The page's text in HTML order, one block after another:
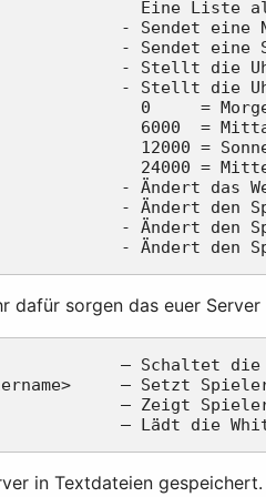
Eine Liste
- Sendet eine
- Sendet eine
- Stellt die Uhr
- Stellt die Uhr
0     =
6000  =
12000 =
24000 =
- Ändert das Wetter
- Ändert den
- Ändert den
dafür sorgen das euer
– Schaltet die
– Setzt
– Zeigt Spieler
in Textdateien gespeichert.